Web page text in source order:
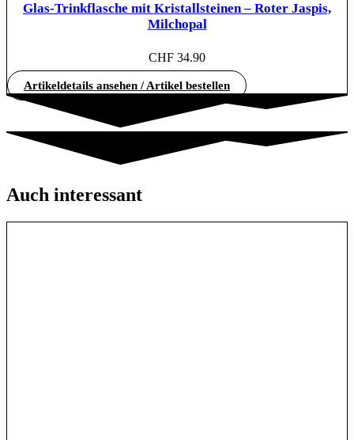
Glas-Trinkflasche mit Kristallsteinen – Roter Jaspis,
Milchopal
CHF 34.90
Artikeldetails ansehen / Artikel bestellen
Auch interessant